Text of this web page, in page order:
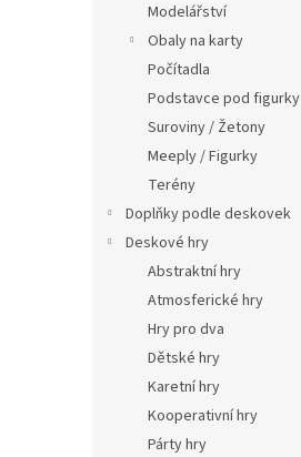
Modelářství
Obaly na karty
Počítadla
Podstavce pod figurky
Suroviny / Žetony
Meeply / Figurky
Terény
Doplňky podle deskovek
Deskové hry
Abstraktní hry
Atmosferické hry
Hry pro dva
Dětské hry
Karetní hry
Kooperativní hry
Párty hry